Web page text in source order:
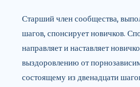
Старший член сообщества,
шагов, спонсирует новичков.
направляет и наставляет
выздоровлению от
состоящему из двенадцати